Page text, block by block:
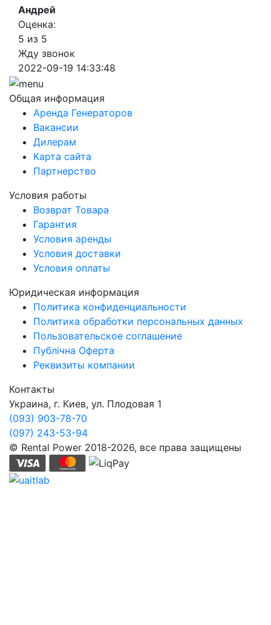
Андрей
Оценка:
5 из 5
Жду звонок
2022-09-19 14:33:48
Общая информация
Аренда Генераторов
Вакансии
Дилерам
Карта сайта
Партнерство
Условия работы
Возврат Товара
Гарантия
Условия аренды
Условия доставки
Условия оплаты
Юридическая информация
Политика конфиденциальности
Политика обработки персональных данных
Пользовательское соглашение
Публічна Оферта
Реквизиты компании
Контакты
Украина, г. Киев, ул. Плодовая 1
(093) 903-78-70
(097) 243-53-94
© Rental Power 2018-2026, все права защищены